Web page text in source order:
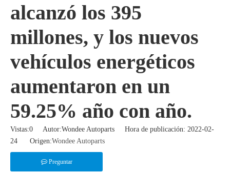
alcanzó los 395
millones, y los nuevos
vehículos energéticos
aumentaron en un
59.25% año con año.
Vistas:0 Autor:Wondee Autoparts Hora de publicación: 2022-02-
24 Origen:Wondee Autoparts
Preguntar